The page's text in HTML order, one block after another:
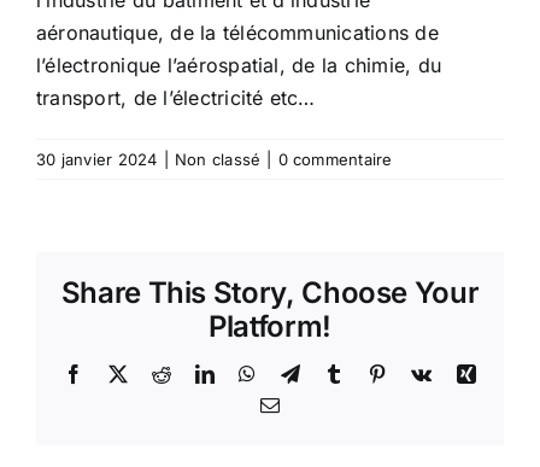
aéronautique, de la télécommunications de
l’électronique l’aérospatial, de la chimie, du
transport, de l’électricité etc…
30 janvier 2024 Non classé 0 commentaire
Share This Story, Choose Your
Platform!
Facebook
X RedditLinkedInWhatsApp
TelegramTumblr Pinterest
Vk
Xing
Email